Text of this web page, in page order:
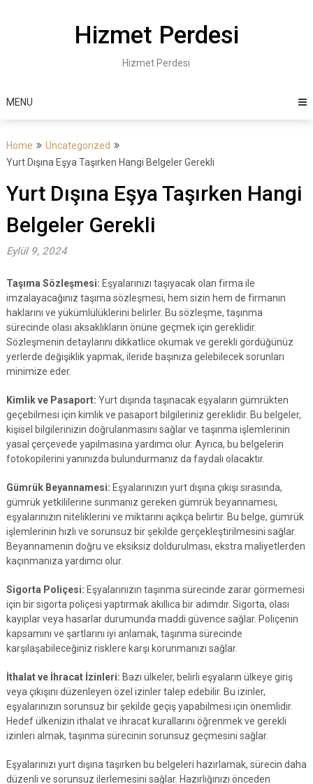
Hizmet Perdesi
Hizmet Perdesi
MENU
Home
Uncategorized
Yurt Dışına Eşya Taşırken Hangi Belgeler Gerekli
Yurt Dışına Eşya Taşırken Hangi
Belgeler Gerekli
Eylül 9, 2024
Taşıma Sözleşmesi: Eşyalarınızı taşıyacak olan firma ile
imzalayacağınız taşıma sözleşmesi, hem sizin hem de firmanın
haklarını ve yükümlülüklerini belirler. Bu sözleşme, taşınma
sürecinde olası aksaklıkların önüne geçmek için gereklidir.
Sözleşmenin detaylarını dikkatlice okumak ve gerekli gördüğünüz
yerlerde değişiklik yapmak, ileride başınıza gelebilecek sorunları
minimize eder.
Kimlik ve Pasaport: Yurt dışında taşınacak eşyaların gümrükten
geçebilmesi için kimlik ve pasaport bilgileriniz gereklidir. Bu belgeler,
kişisel bilgilerinizin doğrulanmasını sağlar ve taşınma işlemlerinin
yasal çerçevede yapılmasına yardımcı olur. Ayrıca, bu belgelerin
fotokopilerini yanınızda bulundurmanız da faydalı olacaktır.
Gümrük Beyannamesi: Eşyalarınızın yurt dışına çıkışı sırasında,
gümrük yetkililerine sunmanız gereken gümrük beyannamesi,
eşyalarınızın niteliklerini ve miktarını açıkça belirtir. Bu belge, gümrük
işlemlerinin hızlı ve sorunsuz bir şekilde gerçekleştirilmesini sağlar.
Beyannamenin doğru ve eksiksiz doldurulması, ekstra maliyetlerden
kaçınmanıza yardımcı olur.
Sigorta Poliçesi: Eşyalarınızın taşınma sürecinde zarar görmemesi
için bir sigorta poliçesi yaptırmak akıllıca bir adımdır. Sigorta, olası
kayıplar veya hasarlar durumunda maddi güvence sağlar. Poliçenin
kapsamını ve şartlarını iyi anlamak, taşınma sürecinde
karşılaşabileceğiniz risklere karşı korunmanızı sağlar.
İthalat ve İhracat İzinleri: Bazı ülkeler, belirli eşyaların ülkeye giriş
veya çıkışını düzenleyen özel izinler talep edebilir. Bu izinler,
eşyalarınızın sorunsuz bir şekilde geçiş yapabilmesi için önemlidir.
Hedef ülkenizin ithalat ve ihracat kurallarını öğrenmek ve gerekli
izinleri almak, taşınma sürecinin sorunsuz geçmesini sağlar.
Eşyalarınızı yurt dışına taşırken bu belgeleri hazırlamak, sürecin daha
düzenli ve sorunsuz ilerlemesini sağlar. Hazırlığınızı önceden